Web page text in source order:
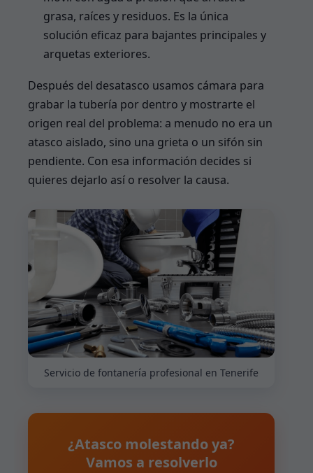
grasa, raíces y residuos. Es la única
solución eficaz para bajantes principales y
arquetas exteriores.
Después del desatasco usamos cámara para
grabar la tubería por dentro y mostrarte el
origen real del problema: a menudo no era un
atasco aislado, sino una grieta o un sifón sin
pendiente. Con esa información decides si
quieres dejarlo así o resolver la causa.
Servicio de fontanería profesional en Tenerife
¿Atasco molestando ya?
Vamos a resolverlo